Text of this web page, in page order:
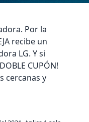
Por la
recibe un
LG. Y si
CUPÓN!
cercanas y